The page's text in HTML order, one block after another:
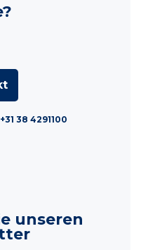
38 4291100
unseren